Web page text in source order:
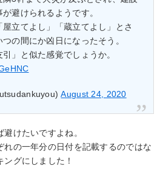
避けられるようです。
立てよし」「蔵立てよし」とさ
の間にか凶日になったそう。
」と似た感覚でしょうか。
August 24, 2020
けたいですよね。
れの一年分の日付を記載するのではな
グにしました！